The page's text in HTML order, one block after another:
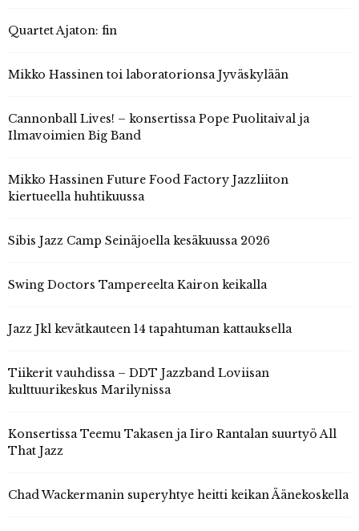
Quartet Ajaton: fin
Mikko Hassinen toi laboratorionsa Jyväskylään
Cannonball Lives! – konsertissa Pope Puolitaival ja
Ilmavoimien Big Band
Mikko Hassinen Future Food Factory Jazzliiton
kiertueella huhtikuussa
Sibis Jazz Camp Seinäjoella kesäkuussa 2026
Swing Doctors Tampereelta Kairon keikalla
Jazz Jkl kevätkauteen 14 tapahtuman kattauksella
Tiikerit vauhdissa – DDT Jazzband Loviisan
kulttuurikeskus Marilynissa
Konsertissa Teemu Takasen ja Iiro Rantalan suurtyö All
That Jazz
Chad Wackermanin superyhtye heitti keikan Äänekoskella